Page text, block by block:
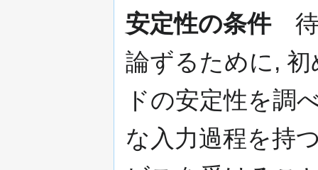
安定性の条件待
論ずるために,
ドの安定性を調
な入力過程を持